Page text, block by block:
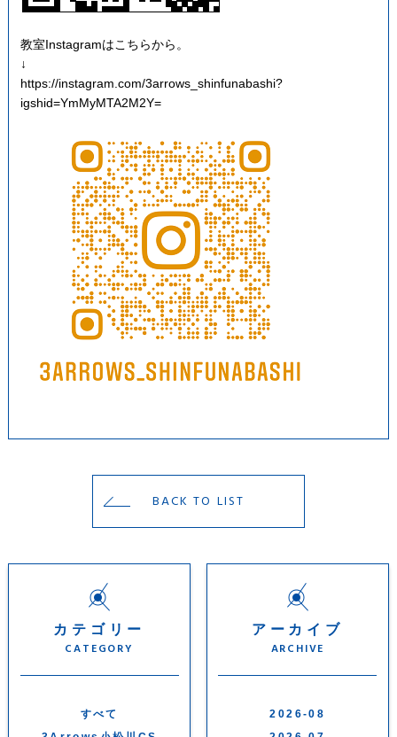
教室Instagramはこちらから。
↓
https://instagram.com/3arrows_shinfunabashi?
igshid=YmMyMTA2M2Y=
BACK TO LIST
カテゴリー
CATEGORY
すべて
アーカイブ
ARCHIVE
2026-08